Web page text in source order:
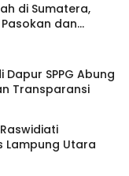
di Sumatera,
dan
SPPG Abung
Transparansi
Lampung Utara